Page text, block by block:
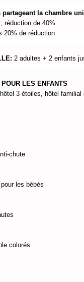
partageant la chambre
réduction de 40%
20% de réduction
2 adultes + 2 enfants
LES ENFANTS
3 étoiles, hôtel
chute
les bébés
colorés